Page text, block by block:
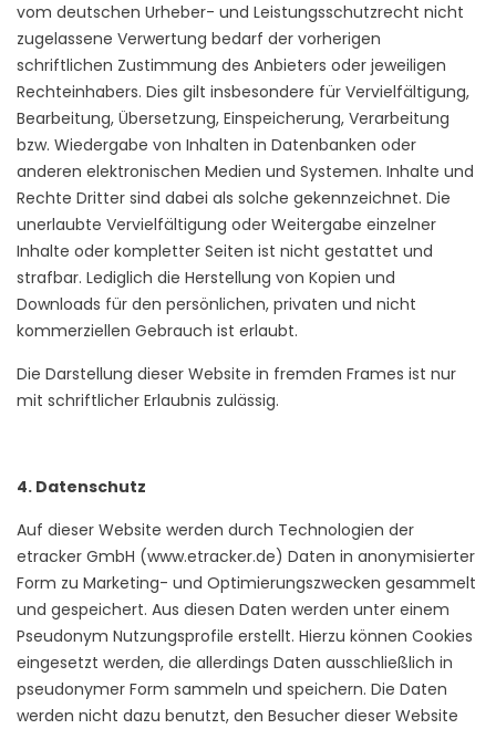
vom deutschen Urheber- und Leistungsschutzrecht nicht
zugelassene Verwertung bedarf der vorherigen
schriftlichen Zustimmung des Anbieters oder jeweiligen
Rechteinhabers. Dies gilt insbesondere für Vervielfältigung,
Bearbeitung, Übersetzung, Einspeicherung, Verarbeitung
bzw. Wiedergabe von Inhalten in Datenbanken oder
anderen elektronischen Medien und Systemen. Inhalte und
Rechte Dritter sind dabei als solche gekennzeichnet. Die
unerlaubte Vervielfältigung oder Weitergabe einzelner
Inhalte oder kompletter Seiten ist nicht gestattet und
strafbar. Lediglich die Herstellung von Kopien und
Downloads für den persönlichen, privaten und nicht
kommerziellen Gebrauch ist erlaubt.
Die Darstellung dieser Website in fremden Frames ist nur
mit schriftlicher Erlaubnis zulässig.
4. Datenschutz
Auf dieser Website werden durch Technologien der
etracker GmbH (www.etracker.de) Daten in anonymisierter
Form zu Marketing- und Optimierungszwecken gesammelt
und gespeichert. Aus diesen Daten werden unter einem
Pseudonym Nutzungsprofile erstellt. Hierzu können Cookies
eingesetzt werden, die allerdings Daten ausschließlich in
pseudonymer Form sammeln und speichern. Die Daten
werden nicht dazu benutzt, den Besucher dieser Website